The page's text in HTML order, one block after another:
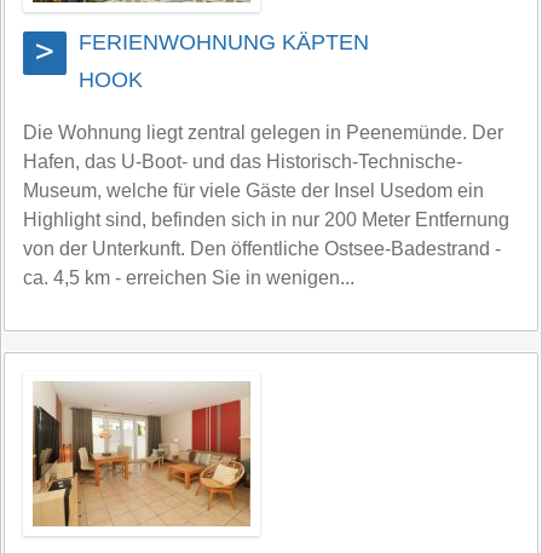
>
FERIENWOHNUNG KÄPTEN
HOOK
Die Wohnung liegt zentral gelegen in Peenemünde. Der
Hafen, das U-Boot- und das Historisch-Technische-
Museum, welche für viele Gäste der Insel Usedom ein
Highlight sind, befinden sich in nur 200 Meter Entfernung
von der Unterkunft. Den öffentliche Ostsee-Badestrand -
ca. 4,5 km - erreichen Sie in wenigen...